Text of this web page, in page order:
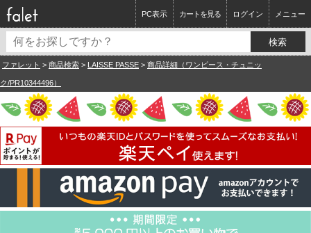
ログイン メニュー
カートを見る
PC表示
ファレット > 商品検索 > LAISSE PASSE > 商品詳細（ワンピース・チュニッ
ク/PR10344496）